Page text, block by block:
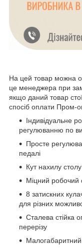
На цей товар можна
це менеджера при
якщо даний товар
спосіб оплати Пром-
Індивідуальне
регулюванню по
Просте
педалі
Кут нахилу
Міцний робочий
8 затискних
для різних
Сталева стійка
перерізу
Малогабаритний